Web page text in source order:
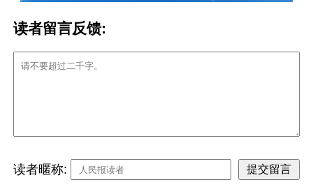
读者留言反馈:
读者暱称: